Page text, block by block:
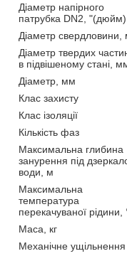
Діаметр напірного
патрубка DN2, "(дюйм)
Діаметр свердловини,
Діаметр твердих
в підвішеному стані,
Діаметр, мм
Клас захисту
Клас ізоляції
Кількість фаз
Максимальна глибина
занурення під
води, м
Максимальна
температура
перекачуваної рідини,
Маса, кг
Механічне ущільнення